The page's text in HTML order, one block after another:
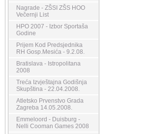
Nagrade - ZŠSI ZŠS HOO
Večernji List
HPO 2007 - Izbor Sportaša
Godine
Prijem Kod Predsjednika
RH Gosp.Mesića - 9.2.08.
Bratislava - Istropolitana
2008
Treća Izvještajna Godišnja
Skupština - 22.04.2008.
Atletsko Prvenstvo Grada
Zagreba 14.05.2008.
Emmeloord - Duisburg -
Nelli Cooman Games 2008